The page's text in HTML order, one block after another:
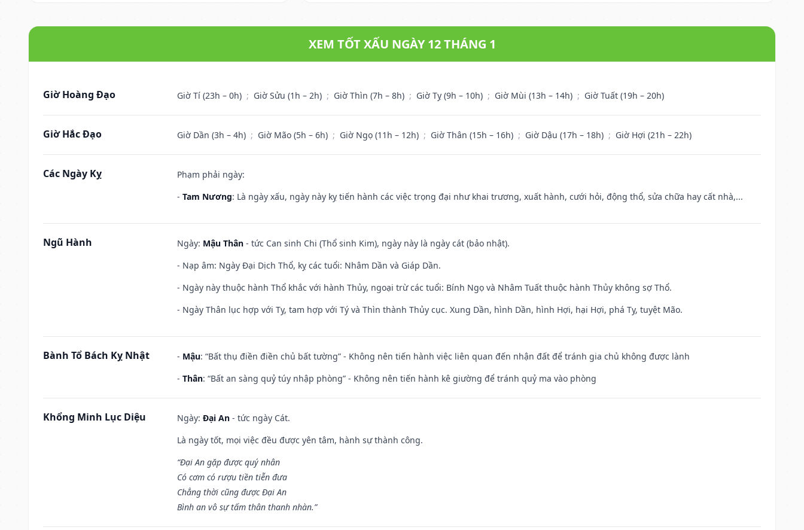
XEM TỐT XẤU NGÀY 12 THÁNG 1
Giờ Hoàng Đạo Giờ Tí (23h – 0h) ; Giờ Sửu (1h – 2h) ; Giờ Thìn (7h – 8h) ; Giờ Tỵ (9h – 10h) ; Giờ Mùi (13h – 14h) ; Giờ Tuất (19h – 20h)
Giờ Hắc Đạo Giờ Dần (3h – 4h) ; Giờ Mão (5h – 6h) ; Giờ Ngọ (11h – 12h) ; Giờ Thân (15h – 16h) ; Giờ Dậu (17h – 18h) ; Giờ Hợi (21h – 22h)
Các Ngày Kỵ
Phạm phải ngày:
- Tam Nương: Là ngày xấu, ngày này kỵ tiến hành các việc trọng đại như khai trương, xuất hành, cưới hỏi, động thổ, sửa chữa hay cất nhà,...
Ngũ Hành Ngày: Mậu Thân - tức Can sinh Chi (Thổ sinh Kim), ngày này là ngày cát (bảo nhật).
- Nạp âm: Ngày Đại Dịch Thổ, kỵ các tuổi: Nhâm Dần và Giáp Dần.
- Ngày này thuộc hành Thổ khắc với hành Thủy, ngoại trừ các tuổi: Bính Ngọ và Nhâm Tuất thuộc hành Thủy không sợ Thổ.
- Ngày Thân lục hợp với Tỵ, tam hợp với Tý và Thìn thành Thủy cục. Xung Dần, hình Dần, hình Hợi, hại Hợi, phá Tỵ, tuyệt Mão.
Bành Tổ Bách Kỵ Nhật - Mậu: “Bất thụ điền điền chủ bất tường” - Không nên tiến hành việc liên quan đến nhận đất để tránh gia chủ không được lành
- Thân: “Bất an sàng quỷ túy nhập phòng” - Không nên tiến hành kê giường để tránh quỷ ma vào phòng
Khổng Minh Lục Diệu Ngày: Đại An - tức ngày Cát.
Là ngày tốt, mọi việc đều được yên tâm, hành sự thành công.
“Đại An gặp được quý nhân
Có cơm có rượu tiền tiễn đưa
Chẳng thời cũng được Đại An
Bình an vô sự tấm thân thanh nhàn.”